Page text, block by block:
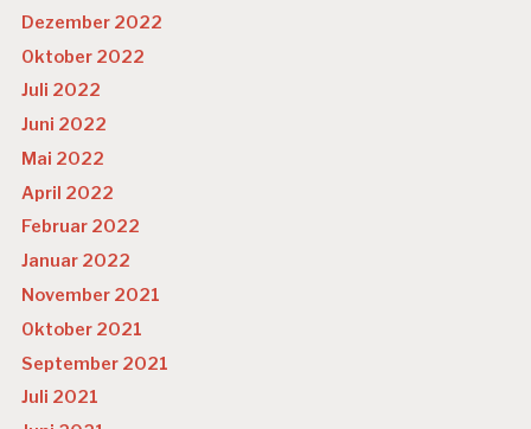
Dezember 2022
Oktober 2022
Juli 2022
Juni 2022
Mai 2022
April 2022
Februar 2022
Januar 2022
November 2021
Oktober 2021
September 2021
Juli 2021